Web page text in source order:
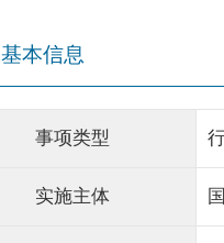
基本信息
事项类型
实施主体